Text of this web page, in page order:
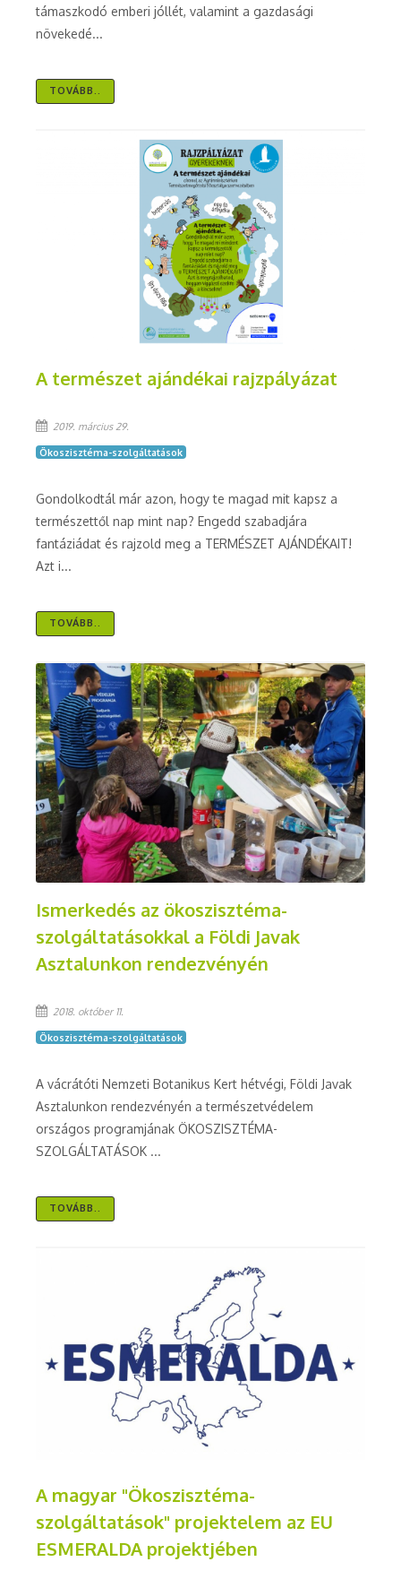
támaszkodó emberi jóllét, valamint a gazdasági
növekedé...
TOVÁBB..
A természet ajándékai rajzpályázat
2019. március 29.
Ökoszisztéma-szolgáltatások
Gondolkodtál már azon, hogy te magad mit kapsz a
természettől nap mint nap? Engedd szabadjára
fantáziádat és rajzold meg a TERMÉSZET AJÁNDÉKAIT!
Azt i...
TOVÁBB..
Ismerkedés az ökoszisztéma-
szolgáltatásokkal a Földi Javak
Asztalunkon rendezvényén
2018. október 11.
Ökoszisztéma-szolgáltatások
A vácrátóti Nemzeti Botanikus Kert hétvégi, Földi Javak
Asztalunkon rendezvényén a természetvédelem
országos programjának ÖKOSZISZTÉMA-
SZOLGÁLTATÁSOK ...
TOVÁBB..
A magyar "Ökoszisztéma-
szolgáltatások" projektelem az EU
ESMERALDA projektjében